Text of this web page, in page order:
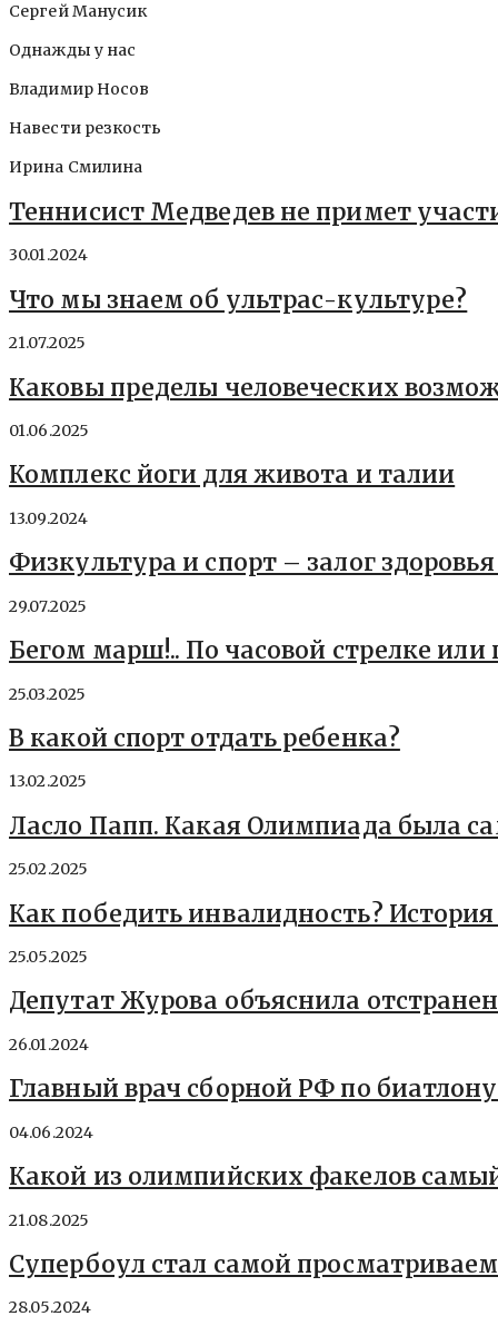
Сергей Манусик
Однажды у нас
Владимир Носов
Навести резкость
Ирина Смилина
Теннисист Медведев не примет
30.01.2024
Что мы знаем об ультрас-культуре?
21.07.2025
Каковы пределы человеческих
01.06.2025
Комплекс йоги для живота и талии
13.09.2024
Физкультура и спорт – залог
29.07.2025
Бегом марш!.. По часовой стрелке или
25.03.2025
В какой спорт отдать ребенка?
13.02.2025
Ласло Папп. Какая Олимпиада была
25.02.2025
Как победить инвалидность?
25.05.2025
Депутат Журова объяснила
26.01.2024
Главный врач сборной РФ по
04.06.2024
Какой из олимпийских факелов
21.08.2025
Супербоул стал самой
28.05.2024